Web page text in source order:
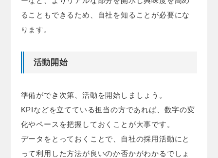
ることもできるため、自社を知ることが必要にな
ります。
活動開始
準備ができ次第、活動を開始しましょう。
KPIなどを立てている担当の方であれば、数字の変
化やペースを把握しておくことが大事です。
データをとっておくことで、自社の採用活動にと
って利用した方法が良いのか否かがわかるでしょ